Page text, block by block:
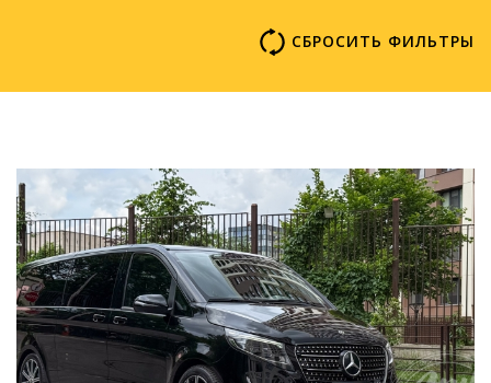
СБРОСИТЬ ФИЛЬТРЫ
95000 р. 1 день